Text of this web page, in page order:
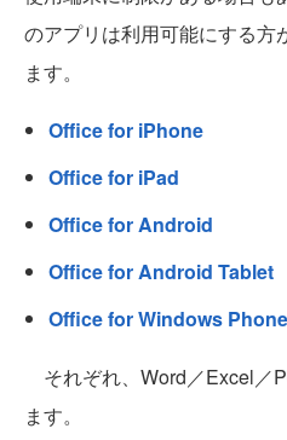
のアプリは利用可能にする方
ます。
Office for iPhone
Office for iPad
Office for Android
Office for Android Tablet
Office for Windows Phone
それぞれ、Word／Excel／
ます。